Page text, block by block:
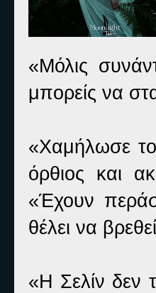
«Μόλις
μπορείς να
«Χαμήλωσε
όρθιος και
«Έχουν
θέλει να
«Η Σελίν δεν